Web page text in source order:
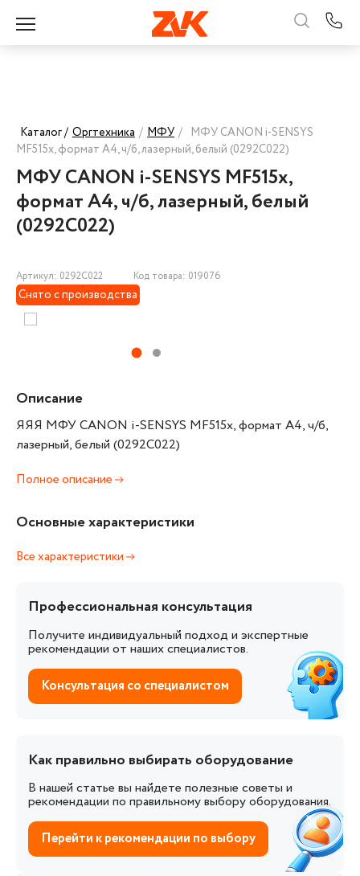
Каталог / Оргтехника / МФУ / МФУ CANON i-SENSYS
MF515x, формат А4, ч/б, лазерный, белый (0292C022)
МФУ CANON i-SENSYS MF515x,
формат А4, ч/б, лазерный, белый
(0292C022)
Артикул: 0292C022 Код товара: 019076
Снято с производства
Описание
ЯЯЯ МФУ CANON i-SENSYS MF515x, формат А4, ч/б,
лазерный, белый (0292C022)
Полное описание
Основные характеристики
Все характеристики
Профессиональная консультация
Получите индивидуальный подход и экспертные
рекомендации от наших специалистов.
Консультация со специалистом
Как правильно выбирать оборудование
В нашей статье вы найдете полезные советы и
рекомендации по правильному выбору оборудования.
Перейти к рекомендации по выбору